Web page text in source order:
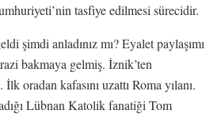
tasfiye edilmesi sürecidir.
şimdi anladınız mı? Eyalet paylaşımı
bakmaya gelmiş. İznik’ten
İlk oradan kafasını uzattı Roma yılanı.
Lübnan Katolik fanatiği Tom